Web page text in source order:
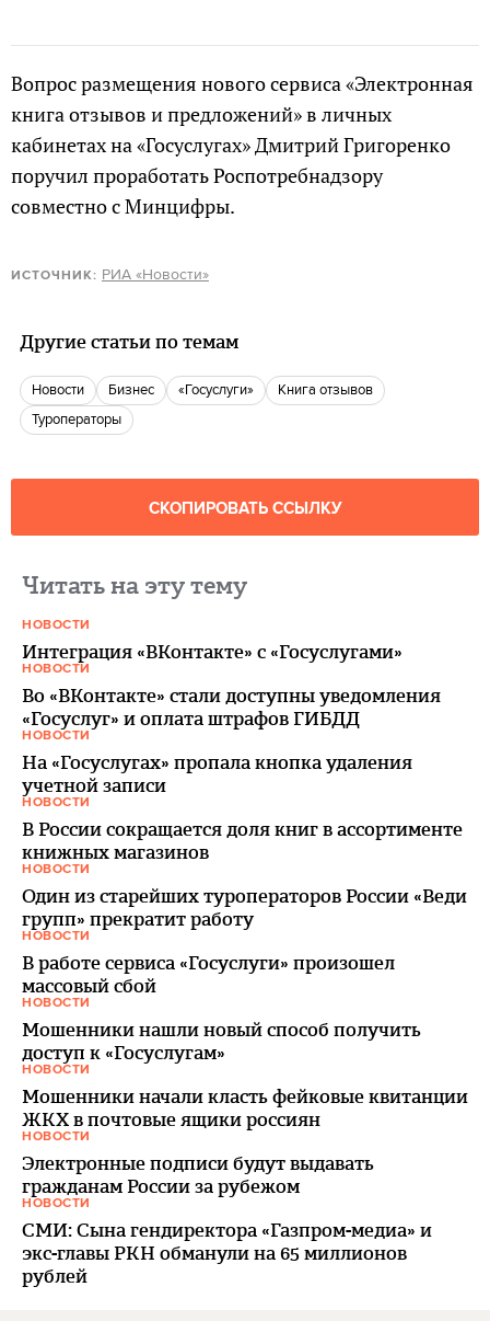
Вопрос размещения нового сервиса «Электронная
книга отзывов и предложений» в личных
кабинетах на «Госуслугах» Дмитрий Григоренко
поручил проработать Роспотребнадзору
совместно с Минцифры.
ИСТОЧНИК: РИА «Новости»
Другие статьи по темам
новости бизнес «Госуслуги»
книга отзывов
туроператоры
СКОПИРОВАТЬ ССЫЛКУ
Читать на эту тему
НОВОСТИ
Интеграция «ВКонтакте» с «Госуслугами»
НОВОСТИ
Во «ВКонтакте» стали доступны уведомления
«Госуслуг» и оплата штрафов ГИБДД
НОВОСТИ
На «Госуслугах» пропала кнопка удаления
учетной записи
НОВОСТИ
В России сокращается доля книг в ассортименте
книжных магазинов
НОВОСТИ
Один из старейших туроператоров России «Веди
групп» прекратит работу
НОВОСТИ
В работе сервиса «Госуслуги» произошел
массовый сбой
НОВОСТИ
Мошенники нашли новый способ получить
доступ к «Госуслугам»
НОВОСТИ
Мошенники начали класть фейковые квитанции
ЖКХ в почтовые ящики россиян
НОВОСТИ
Электронные подписи будут выдавать
гражданам России за рубежом
НОВОСТИ
СМИ: Сына гендиректора «Газпром-медиа» и
экс-главы РКН обманули на 65 миллионов
рублей